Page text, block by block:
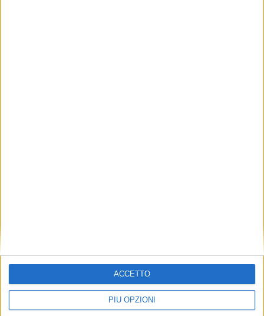
PIÙ OPZIONI
ACCETTO